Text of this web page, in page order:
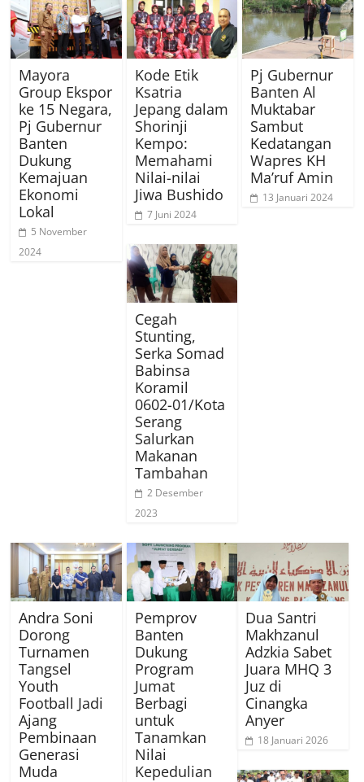
Mayora
Group Ekspor
ke 15 Negara,
Pj Gubernur
Banten
Dukung
Kemajuan
Ekonomi
Lokal
5 November
2024
Kode Etik
Ksatria
Jepang dalam
Shorinji
Kempo:
Memahami
Nilai-nilai
Jiwa Bushido
7 Juni 2024
Pj Gubernur
Banten Al
Muktabar
Sambut
Kedatangan
Wapres KH
Ma’ruf Amin
13 Januari 2024
Cegah
Stunting,
Serka Somad
Babinsa
Koramil
0602-01/Kota
Serang
Salurkan
Makanan
Tambahan
2 Desember
2023
Andra Soni
Dorong
Turnamen
Tangsel
Youth
Football Jadi
Ajang
Pembinaan
Generasi
Muda
Pemprov
Banten
Dukung
Program
Jumat
Berbagi
untuk
Tanamkan
Nilai
Kepedulian
Dua Santri
Makhzanul
Adzkia Sabet
Juara MHQ 3
Juz di
Cinangka
Anyer
18 Januari 2026